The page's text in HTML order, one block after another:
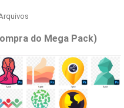
do Mega Pack)